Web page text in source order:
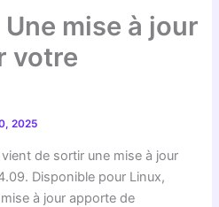
mise à jour
votre
2025
de sortir une mise à jour
Disponible pour Linux,
à jour apporte de